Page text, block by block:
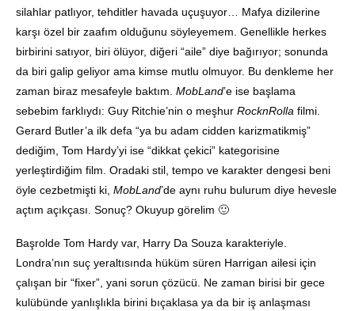
silahlar patlıyor, tehditler havada uçuşuyor… Mafya dizilerine
karşı özel bir zaafım olduğunu söyleyemem. Genellikle herkes
birbirini satıyor, biri ölüyor, diğeri “aile” diye bağırıyor; sonunda
da biri galip geliyor ama kimse mutlu olmuyor. Bu denkleme her
zaman biraz mesafeyle baktım. MobLand’e ise başlama
sebebim farklıydı: Guy Ritchie’nin o meşhur RocknRolla filmi.
Gerard Butler’a ilk defa “ya bu adam cidden karizmatikmiş”
dediğim, Tom Hardy’yi ise “dikkat çekici” kategorisine
yerleştirdiğim film. Oradaki stil, tempo ve karakter dengesi beni
öyle cezbetmişti ki, MobLand’de aynı ruhu bulurum diye hevesle
açtım açıkçası. Sonuç? Okuyup görelim 🙂
Başrolde Tom Hardy var, Harry Da Souza karakteriyle.
Londra’nın suç yeraltısında hüküm süren Harrigan ailesi için
çalışan bir “fixer”, yani sorun çözücü. Ne zaman birisi bir gece
kulübünde yanlışlıkla birini bıçaklasa ya da bir iş anlaşması